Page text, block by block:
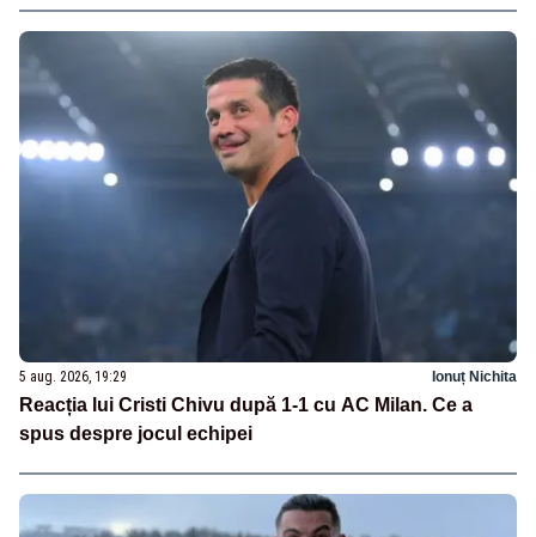
5 aug. 2026, 19:29 Ionuț Nichita
Reacția lui Cristi Chivu după 1-1 cu AC Milan. Ce a
spus despre jocul echipei